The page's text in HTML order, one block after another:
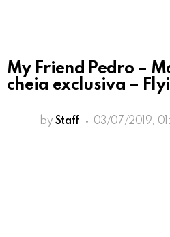
My Friend Pedro –
cheia exclusiva –
by Staff 03/07/2019,